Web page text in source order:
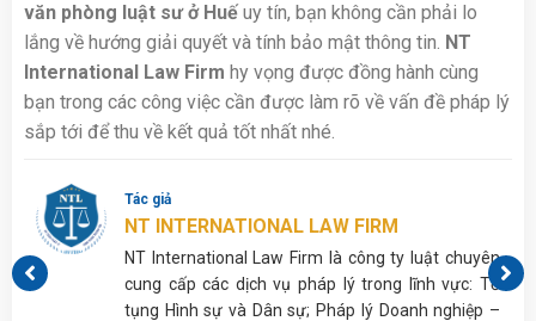
văn phòng luật sư ở Huế uy tín, bạn không cần phải lo
lắng về hướng giải quyết và tính bảo mật thông tin. NT
International Law Firm hy vọng được đồng hành cùng
bạn trong các công việc cần được làm rõ về vấn đề pháp lý
sắp tới để thu về kết quả tốt nhất nhé.
Tác giả
NT INTERNATIONAL LAW FIRM
NT International Law Firm là công ty luật chuyên
cung cấp các dịch vụ pháp lý trong lĩnh vực: Tố
tụng Hình sự và Dân sự; Pháp lý Doanh nghiệp –